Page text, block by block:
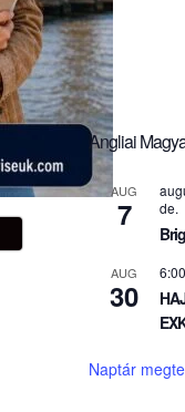
Angliai
AUG
7
de.
AUG
30
Naptár